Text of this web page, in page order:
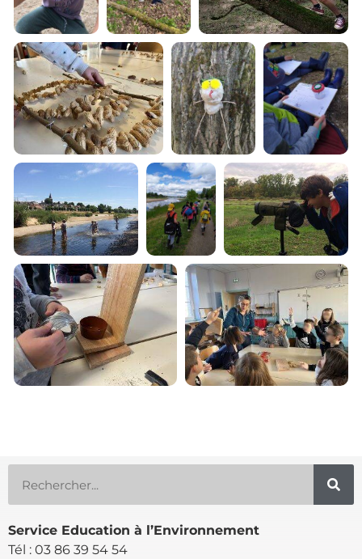
Service Education à l’Environnement
Tél : 03 86 39 54 54